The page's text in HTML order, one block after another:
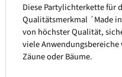
Diese Partylichterkette für
Qualitätsmerkmal ´Made
von höchster Qualität,
viele
Zäune oder Bäume.